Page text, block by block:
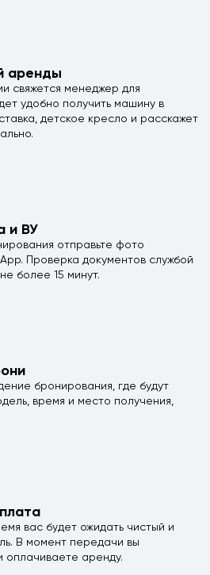
аренды
свяжется менеджер для
удобно получить машину в
детское кресло и расскажет
и ВУ
отправьте фото
Проверка документов службой
более 15 минут.
бронирования, где будут
время и место получения,
вас будет ожидать чистый и
В момент передачи вы
оплачиваете аренду.